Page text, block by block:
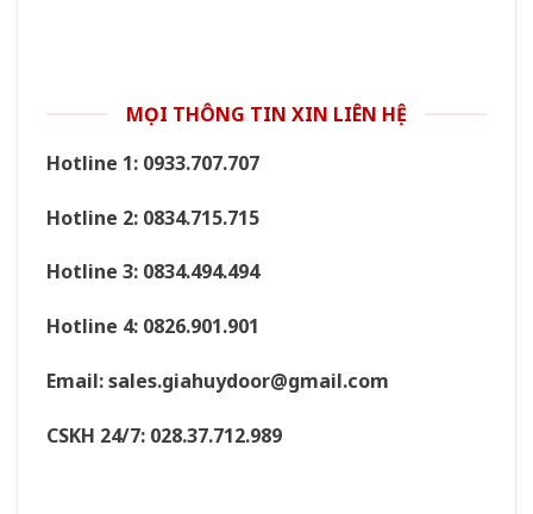
MỌI THÔNG TIN XIN LIÊN HỆ
Hotline 1: 0933.707.707
Hotline 2: 0834.715.715
Hotline 3: 0834.494.494
Hotline 4: 0826.901.901
Email:sales.giahuydoor@gmail.com
CSKH 24/7: 028.37.712.989